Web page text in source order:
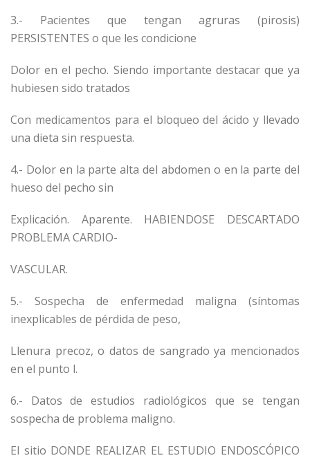
3.- Pacientes que tengan agruras (pirosis)
PERSISTENTES o que les condicione
Dolor en el pecho. Siendo importante destacar que ya
hubiesen sido tratados
Con medicamentos para el bloqueo del ácido y llevado
una dieta sin respuesta.
4.- Dolor en la parte alta del abdomen o en la parte del
hueso del pecho sin
Explicación. Aparente. HABIENDOSE DESCARTADO
PROBLEMA CARDIO-
VASCULAR.
5.- Sospecha de enfermedad maligna (síntomas
inexplicables de pérdida de peso,
Llenura precoz, o datos de sangrado ya mencionados
en el punto l.
6.- Datos de estudios radiológicos que se tengan
sospecha de problema maligno.
El sitio DONDE REALIZAR EL ESTUDIO ENDOSCÓPICO